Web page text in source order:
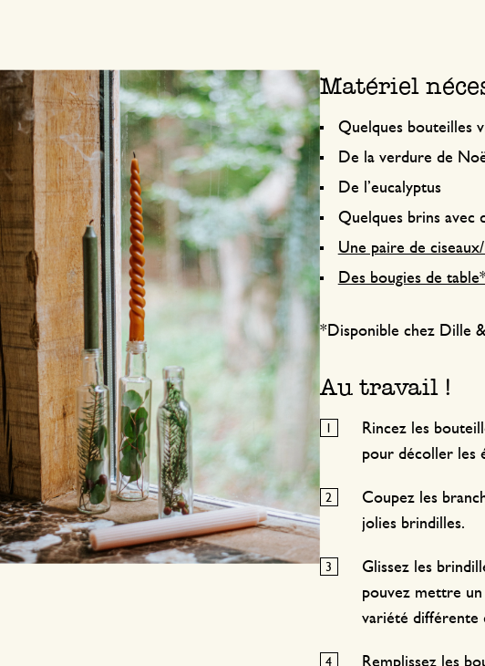
Matériel
Quelques bouteilles
De la verdure de
De l’eucalyptus
Quelques brins avec
Une paire de
Des bougies de table*
*Disponible chez Dille
Au travail !
Rincez les
pour décoller les
Coupez les
jolies brindilles.
Glissez les
pouvez mettre
variété différente
Remplissez les